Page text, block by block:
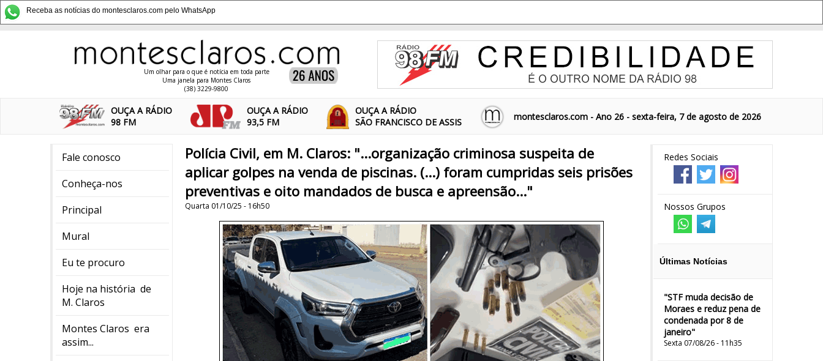
Receba as notícias do montesclaros.com pelo WhatsApp
Um olhar para o que é notícia em toda parte
Uma janela para Montes Claros
(38) 3229-9800
OUÇA A RÁDIO
98 FM
OUÇA A RÁDIO
93,5 FM
OUÇA A RÁDIO
SÃO FRANCISCO DE ASSIS
montesclaros.com - Ano 26 - sexta-feira, 7 de agosto de 2026
Fale conosco
Conheça-nos
Principal
Mural
Eu te procuro
Hoje na história de
M. Claros
Montes Claros era
assim...
Redes Sociais
Nossos Grupos
Últimas Notícias
"STF muda decisão de
Moraes e reduz pena de
condenada por 8 de
janeiro"
Sexta 07/08/26 - 11h35
Polícia Civil, em M. Claros: "...organização criminosa suspeita de
aplicar golpes na venda de piscinas. (...) foram cumpridas seis prisões
preventivas e oito mandados de busca e apreensão..."
Quarta 01/10/25 - 16h50